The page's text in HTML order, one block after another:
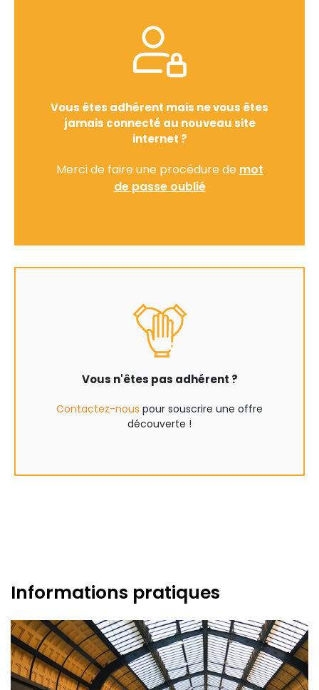
Vous êtes adhérent mais ne vous êtes
jamais connecté au nouveau site
internet ?
Merci de faire une procédure de mot
de passe oublié
Vous n'êtes pas adhérent ?
Contactez-nous pour souscrire une offre
découverte !
Informations pratiques